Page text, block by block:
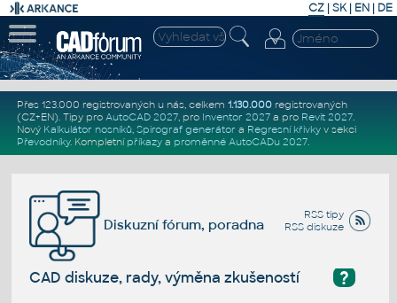
CZ | SK| EN | DE
Přes 123.000 registrovaných u nás, celkem 1.130.000registrovaných
(CZ+EN). Tipy pro AutoCAD 2027, pro Inventor 2027a pro Revit 2027.
Nový Kalkulátor nosníků, Spirograf generátor a Regresní křivkyv sekci
Převodníky. Kompletní příkazya proměnné AutoCADu 2027.
RSS tipy
RSS diskuze
Diskuzní fórum, poradna
?
CAD diskuze, rady, výměna zkušeností